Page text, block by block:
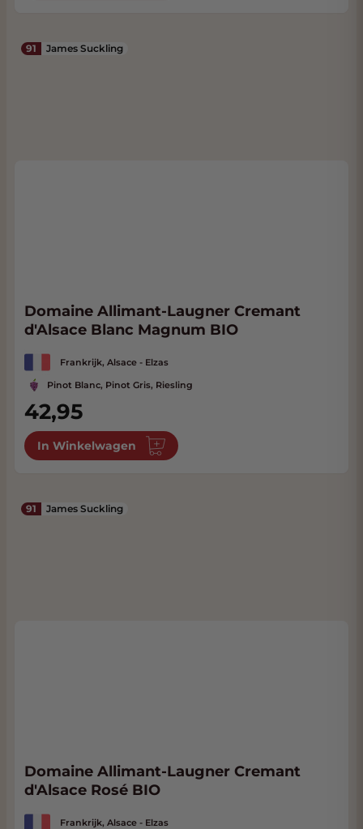
91 James Suckling
Domaine Allimant-Laugner Cremant
d'Alsace Blanc Magnum BIO
Frankrijk, Alsace - Elzas
Pinot Blanc, Pinot Gris, Riesling
42,95
In Winkelwagen
91 James Suckling
Domaine Allimant-Laugner Cremant
d'Alsace Rosé BIO
Frankrijk, Alsace - Elzas